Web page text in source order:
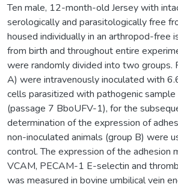
Ten male, 12-month-old Jersey with
serologically and parasitologically free
housed individually in an arthropod-free
from birth and throughout entire
were randomly divided into two groups.
A) were intravenously inoculated with
cells parasitized with pathogenic
(passage 7 BboUFV-1), for the
determination of the expression of
non-inoculated animals (group B) were
control. The expression of the adhesion
VCAM, PECAM-1 E-selectin and
was measured in bovine umbilical vein